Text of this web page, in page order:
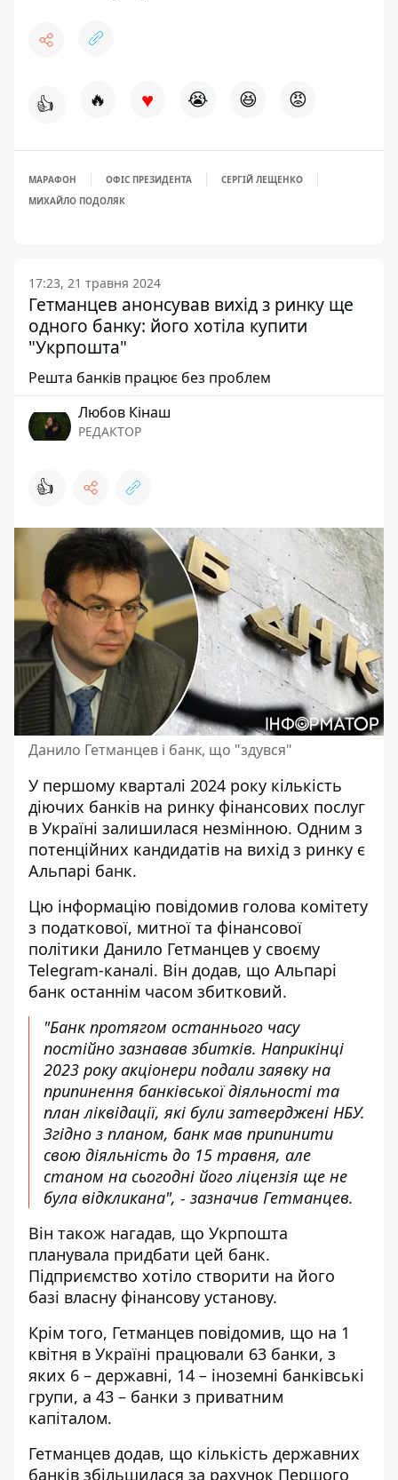
👍 🔥 ♥ 😭 😆 😡
МАРАФОН ОФІС ПРЕЗИДЕНТА
СЕРГІЙ ЛЕЩЕНКО
МИХАЙЛО ПОДОЛЯК
17:23, 21 травня 2024
Гетманцев анонсував вихід з ринку ще
одного банку: його хотіла купити
"Укрпошта"
Решта банків працює без проблем
Любов Кінаш
РЕДАКТОР
👍
Данило Гетманцев і банк, що "здувся"
У першому кварталі 2024 року кількість
діючих банків на ринку фінансових послуг
в Україні залишилася незмінною. Одним з
потенційних кандидатів на вихід з ринку є
Альпарі банк.
Цю інформацію повідомив голова комітету
з податкової, митної та фінансової
політики Данило Гетманцев у своєму
Telegram-каналі. Він додав, що Альпарі
банк останнім часом збитковий.
"Банк протягом останнього часу
постійно зазнавав збитків. Наприкінці
2023 року акціонери подали заявку на
припинення банківської діяльності та
план ліквідації, які були затверджені НБУ.
Згідно з планом, банк мав припинити
свою діяльність до 15 травня, але
станом на сьогодні його ліцензія ще не
була відкликана", - зазначив Гетманцев.
Він також нагадав, що Укрпошта
планувала придбати цей банк.
Підприємство хотіло створити на його
базі власну фінансову установу.
Крім того, Гетманцев повідомив, що на 1
квітня в Україні працювали 63 банки, з
яких 6 – державні, 14 – іноземні банківські
групи, а 43 – банки з приватним
капіталом.
Гетманцев додав, що кількість державних
банків збільшилася за рахунок Першого